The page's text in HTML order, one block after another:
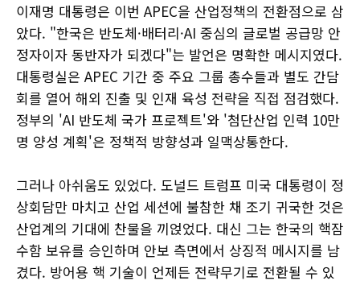
이재명 대통령은 이번 APEC을 산업정책의 전환점으로 삼
았다. "한국은 반도체·배터리·AI 중심의 글로벌 공급망 안
정자이자 동반자가 되겠다"는 발언은 명확한 메시지였다.
대통령실은 APEC 기간 중 주요 그룹 총수들과 별도 간담
회를 열어 해외 진출 및 인재 육성 전략을 직접 점검했다.
정부의 'AI 반도체 국가 프로젝트'와 '첨단산업 인력 10만
명 양성 계획'은 정책적 방향성과 일맥상통한다.
그러나 아쉬움도 있었다. 도널드 트럼프 미국 대통령이 정
상회담만 마치고 산업 세션에 불참한 채 조기 귀국한 것은
산업계의 기대에 찬물을 끼얹었다. 대신 그는 한국의 핵잠
수함 보유를 승인하며 안보 측면에서 상징적 메시지를 남
겼다. 방어용 핵 기술이 언제든 전략무기로 전환될 수 있